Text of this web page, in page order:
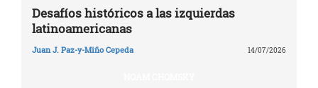
Desafíos históricos a las izquierdas
latinoamericanas
Juan J. Paz-y-Miño Cepeda 14/07/2026